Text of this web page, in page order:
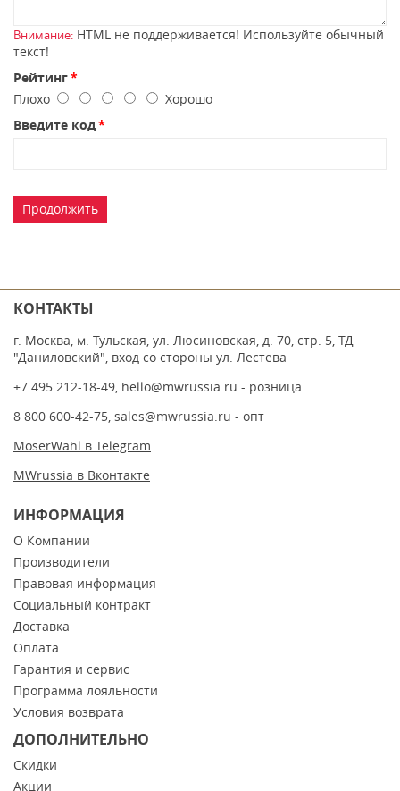
Внимание: HTML не поддерживается! Используйте обычный
текст!
Рейтинг
Плохо
Хорошо
Введите код
Продолжить
КОНТАКТЫ
г. Москва, м. Тульская, ул. Люсиновская, д. 70, стр. 5, ТД
"Даниловский", вход со стороны ул. Лестева
+7 495 212-18-49, hello@mwrussia.ru - розница
8 800 600-42-75, sales@mwrussia.ru - опт
MoserWahl в Telegram
MWrussia в Вконтакте
ИНФОРМАЦИЯ
О Компании
Производители
Правовая информация
Социальный контракт
Доставка
Оплата
Гарантия и сервис
Программа лояльности
Условия возврата
ДОПОЛНИТЕЛЬНО
Скидки
Акции